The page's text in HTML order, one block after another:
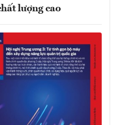
lượng cao